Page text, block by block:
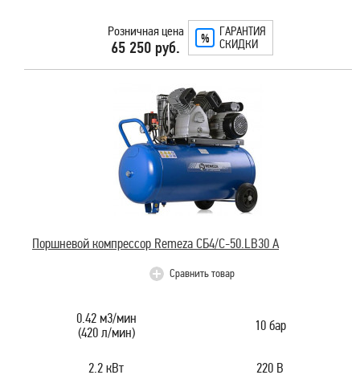
Розничная цена
65 250 руб.
ГАРАНТИЯ
СКИДКИ
Поршневой компрессор Remeza СБ4/С-50.LB30 А
Сравнить товар
0.42 м3/мин
(420 л/мин)
10 бар
2.2 кВт 220 В